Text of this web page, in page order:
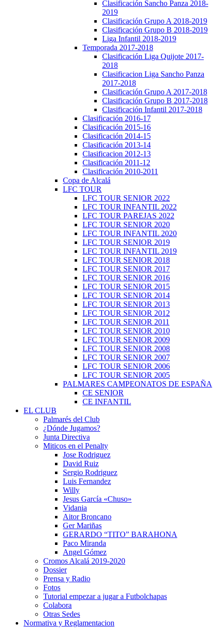
Clasificación Sancho Panza 2018-
2019
Clasificación Grupo A 2018-2019
Clasificación Grupo B 2018-2019
Liga Infantil 2018-2019
Temporada 2017-2018
Clasificación Liga Quijote 2017-
2018
Clasificacion Liga Sancho Panza
2017-2018
Clasificación Grupo A 2017-2018
Clasificación Grupo B 2017-2018
Clasificación Infantil 2017-2018
Clasificación 2016-17
Clasificación 2015-16
Clasificación 2014-15
Clasificación 2013-14
Clasificacion 2012-13
Clasificación 2011-12
Clasificación 2010-2011
Copa de Alcalá
LFC TOUR
LFC TOUR SENIOR 2022
LFC TOUR INFANTIL 2022
LFC TOUR PAREJAS 2022
LFC TOUR SENIOR 2020
LFC TOUR INFANTIL 2020
LFC TOUR SENIOR 2019
LFC TOUR INFANTIL 2019
LFC TOUR SENIOR 2018
LFC TOUR SENIOR 2017
LFC TOUR SENIOR 2016
LFC TOUR SENIOR 2015
LFC TOUR SENIOR 2014
LFC TOUR SENIOR 2013
LFC TOUR SENIOR 2012
LFC TOUR SENIOR 2011
LFC TOUR SENIOR 2010
LFC TOUR SENIOR 2009
LFC TOUR SENIOR 2008
LFC TOUR SENIOR 2007
LFC TOUR SENIOR 2006
LFC TOUR SENIOR 2005
PALMARES CAMPEONATOS DE ESPAÑA
CE SENIOR
CE INFANTIL
EL CLUB
Palmarés del Club
¿Dónde Jugamos?
Junta Directiva
Miticos en el Penalty
Jose Rodriguez
David Ruiz
Sergio Rodriguez
Luis Fernandez
Willy
Jesus García «Chuso»
Vidania
Aitor Broncano
Ger Mariñas
GERARDO “TITO” BARAHONA
Paco Miranda
Angel Gómez
Cromos Alcalá 2019-2020
Dossier
Prensa y Radio
Fotos
Tutorial empezar a jugar a Futbolchapas
Colabora
Otras Sedes
Normativa y Reglamentacion